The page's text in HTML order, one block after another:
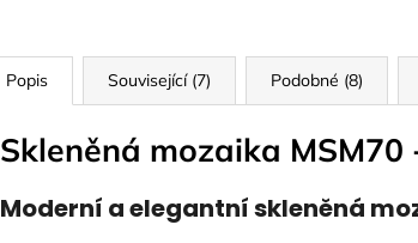
Popis Související (7) Podobné (8)
Skleněná mozaika
Moderní a elegantní skleněná